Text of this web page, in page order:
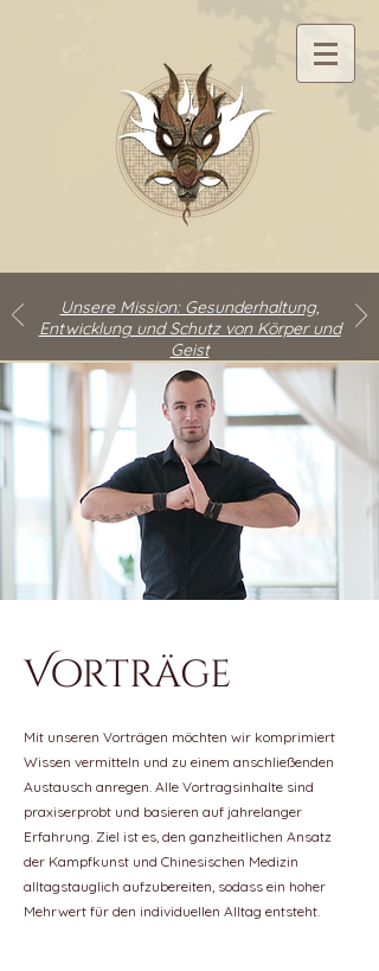
Unsere Mission: Gesunderhaltung,
Entwicklung und Schutz von Körper und
Geist
Vorträge
Mit unseren Vorträgen möchten wir komprimiert
Wissen vermitteln und zu einem anschließenden
Austausch anregen. Alle Vortragsinhalte sind
praxiserprobt und basieren auf jahrelanger
Erfahrung. Ziel ist es, den ganzheitlichen Ansatz
der Kampfkunst und Chinesischen Medizin
alltagstauglich aufzubereiten, sodass ein hoher
Mehrwert für den individuellen Alltag entsteht.